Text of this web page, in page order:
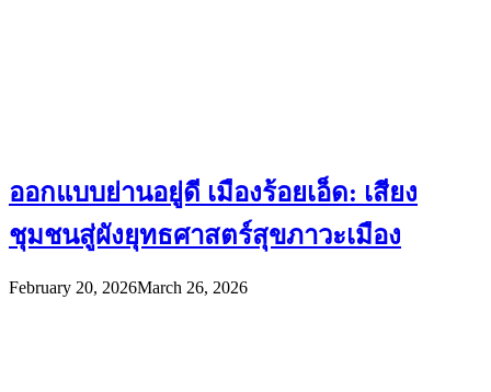
ออกแบบย่านอยู่ดี เมืองร้อยเอ็ด: เสียง
ชุมชนสู่ผังยุทธศาสตร์สุขภาวะเมือง
February 20, 2026March 26, 2026